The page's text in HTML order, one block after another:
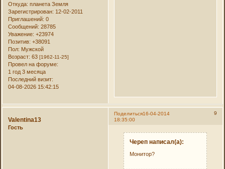
Откуда: планета Земля
Зарегистрирован: 12-02-2011
Приглашений: 0
Сообщений: 28785
Уважение: +23974
Позитив: +38091
Пол: Мужской
Возраст: 63[1962-11-25]
Провел на форуме:
1 год 3 месяца
Последний визит:
04-08-2026 15:42:15
Поделиться 9
16-04-2014
18:35:00
Valentina13
Гость
Череп написал(а):
Монитор?